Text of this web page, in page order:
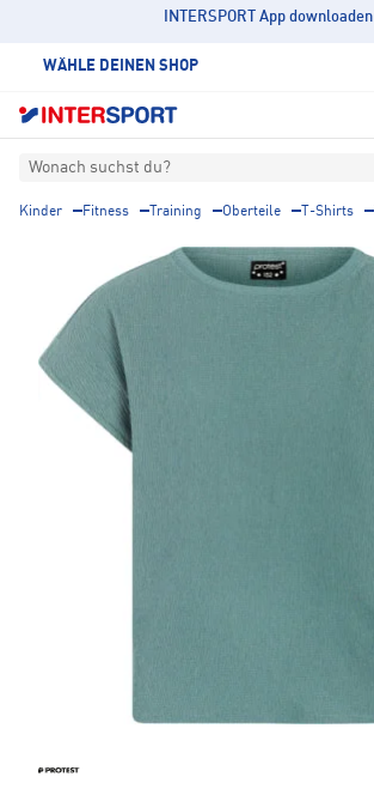
INTERSPORT App downloaden
WÄHLE DEINEN SHOP
Wonach suchst du?
Kinder Fitness Training Oberteile T-Shirts